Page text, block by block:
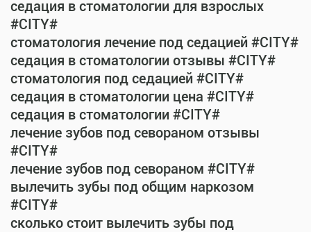
седация в стоматологии для взрослых
#CITY#
стоматология лечение под седацией #CITY#
седация в стоматологии отзывы #CITY#
стоматология под седацией #CITY#
седация в стоматологии цена #CITY#
седация в стоматологии #CITY#
лечение зубов под севораном отзывы
#CITY#
лечение зубов под севораном #CITY#
вылечить зубы под общим наркозом
#CITY#
сколько стоит вылечить зубы под